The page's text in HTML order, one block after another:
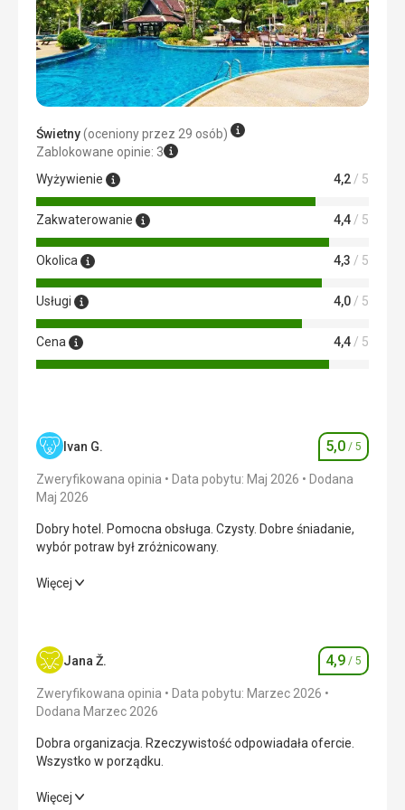
okno, wysłali mi tam serwisanta, który rozpracował śruby
od okna za pomocą śrubokręta, a ja miałem też mini
składany wentylator
Usługi
Usługi hotelowe były w porządku
Ta recenzja została automatycznie przetłumaczona za
pomocą Google Translate
Świetny(oceniony przez 29 osób)
Zablokowane opinie: 3
Wyżywienie
4,2 / 5
Zakwaterowanie 4,4 / 5
Okolica 4,3 / 5
Usługi 4,0 / 5
Cena 4,4 / 5
Ivan G. Ocena
5,0 / 5
Zweryfikowana opinia Data pobytu: Maj 2026
Dodana
Maj 2026
Dobry hotel. Pomocna obsługa. Czysty. Dobre śniadanie,
wybór potraw był zróżnicowany.
Dobry hotel. Pomocna obsługa. Czysty. Dobre śniadanie,
Zakwaterowanie 5,0/ 5
Okolica
Usługi 5,0/ 5
Więcej
Jana Ž. Ocena
4,9 / 5
Zweryfikowana opinia
Data pobytu: Marzec 2026
Dodana Marzec 2026
Dobra organizacja. Rzeczywistość odpowiadała ofercie.
Wszystko w porządku.
Dobra organizacja. Rzeczywistość odpowiadała ofercie.
Więcej